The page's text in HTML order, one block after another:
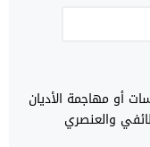
أو مهاجمة الأديان
والعنصري